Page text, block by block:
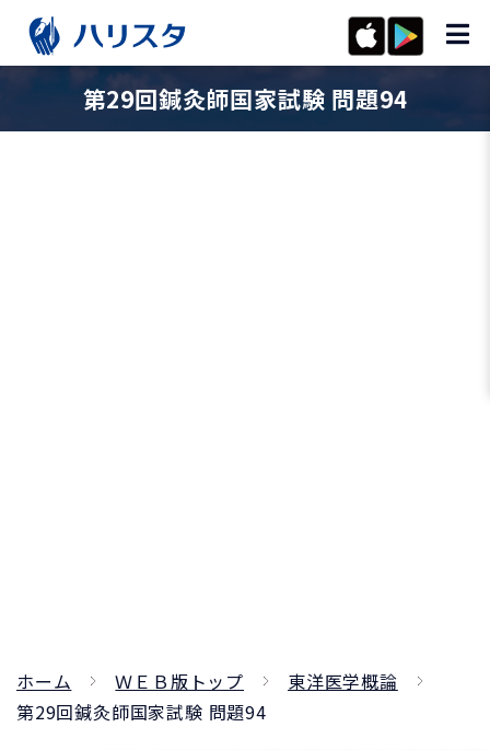
第29回鍼灸師国家試験 問題94
ホーム ＷＥＢ版トップ
東洋医学概論
第29回鍼灸師国家試験 問題94